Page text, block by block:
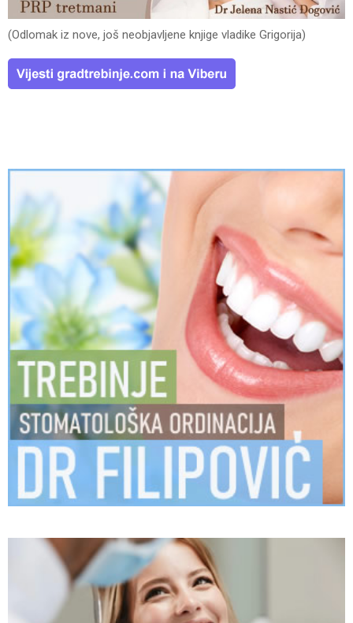
(Odlomak iz nove, još neobjavljene knjige vladike Grigorija)